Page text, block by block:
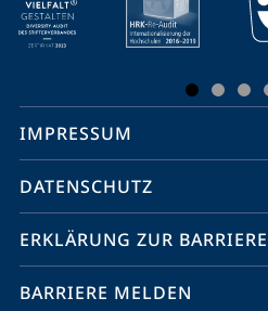
Service-
Navigation
Social
Media
Kontakte
IMPRESSUM
DATENSCHUTZ
ERKLÄRUNG ZUR
BARRIERE MELDEN